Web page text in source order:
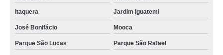
Itaquera Jardim Iguatemi
José Bonifácio Mooca
Parque São Lucas Parque São Rafael